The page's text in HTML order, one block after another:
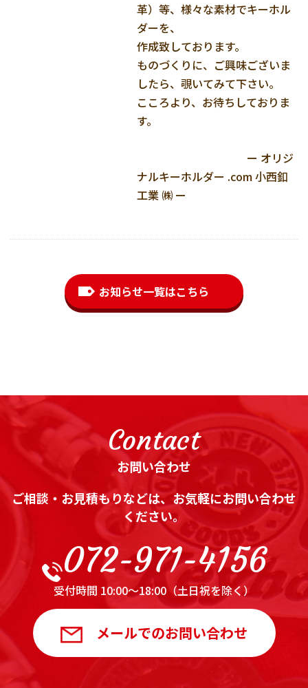
革）等、様々な素材でキーホル
ダーを、
作成致しております。
ものづくりに、ご興味ございま
したら、覗いてみて下さい。
こころより、お待ちしておりま
す。
ー オリジ
ナルキーホルダー .com 小西釦
工業 ㈱ ー
お知らせ一覧はこちら
Contact
お問い合わせ
ご相談・お見積もりなどは、お気軽にお問い合わせ
ください。
072-971-4156
受付時間 10:00～18:00（土日祝を除く）
メールでのお問い合わせ